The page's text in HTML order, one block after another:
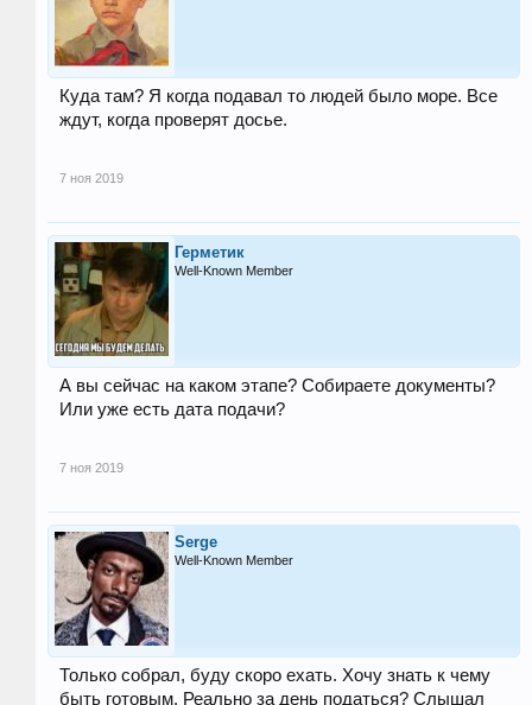
Куда там? Я когда подавал то людей было море. Все
ждут, когда проверят досье.
7 ноя 2019
Герметик
Well-Known Member
А вы сейчас на каком этапе? Собираете документы?
Или уже есть дата подачи?
7 ноя 2019
Serge
Well-Known Member
Только собрал, буду скоро ехать. Хочу знать к чему
быть готовым. Реально за день податься? Слышал